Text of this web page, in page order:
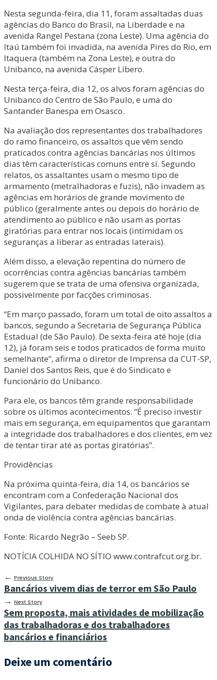
Nesta segunda-feira, dia 11, foram assaltadas duas
agências do Banco do Brasil, na Liberdade e na
avenida Rangel Pestana (zona Leste). Uma agência do
Itaú também foi invadida, na avenida Pires do Rio, em
Itaquera (também na Zona Leste), e outra do
Unibanco, na avenida Cásper Líbero.
Nesta terça-feira, dia 12, os alvos foram agências do
Unibanco do Centro de São Paulo, e uma do
Santander Banespa em Osasco.
Na avaliação dos representantes dos trabalhadores
do ramo financeiro, os assaltos que vêm sendo
praticados contra agências bancárias nos últimos
dias têm características comuns entre si. Segundo
relatos, os assaltantes usam o mesmo tipo de
armamento (metralhadoras e fuzis), não invadem as
agências em horários de grande movimento de
público (geralmente antes ou depois do horário de
atendimento ao público e não usam as portas
giratórias para entrar nos locais (intimidam os
seguranças a liberar as entradas laterais).
Além disso, a elevação repentina do número de
ocorrências contra agências bancárias também
sugerem que se trata de uma ofensiva organizada,
possivelmente por facções criminosas.
“Em março passado, foram um total de oito assaltos a
bancos, segundo a Secretaria de Segurança Pública
Estadual (de São Paulo). De sexta-feira até hoje (dia
12), já foram seis e todos praticados de forma muito
semelhante”, afirma o diretor de Imprensa da CUT-SP,
Daniel dos Santos Reis, que é do Sindicato e
funcionário do Unibanco.
Para ele, os bancos têm grande responsabilidade
sobre os últimos acontecimentos. “É preciso investir
mais em segurança, em equipamentos que garantam
a integridade dos trabalhadores e dos clientes, em vez
de tentar tirar até as portas giratórias”.
Providências
Na próxima quinta-feira, dia 14, os bancários se
encontram com a Confederação Nacional dos
Vigilantes, para debater medidas de combate à atual
onda de violência contra agências bancárias.
Fonte: Ricardo Negrão – Seeb SP.
NOTÍCIA COLHIDA NO SÍTIO www.contrafcut.org.br.
← Previous Story
Bancários vivem dias de terror em São Paulo
→ Next Story
Sem proposta, mais atividades de mobilização
das trabalhadoras e dos trabalhadores
bancários e financiários
Deixe um comentário